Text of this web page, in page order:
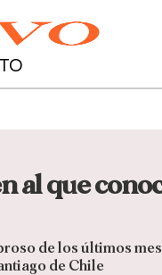
al que
de los últimos
de Chile